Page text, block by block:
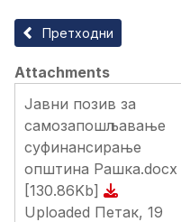
Претходни чланак:
Претходни
Attachments
Јавни позив за
самозапошљавање
суфинансирање
општина Рашка.docx
[130.86Kb]
Uploaded Петак, 19